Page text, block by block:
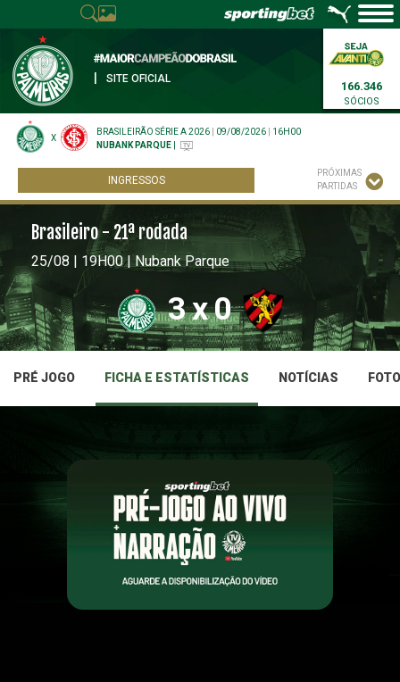
SITE OFICIAL
166.346
SÓCIOS
X
BRASILEIRÃO SÉRIE A 2026 09/08/2026
16H00
NUBANK PARQUE
INGRESSOS
PRÓXIMAS
PARTIDAS
Brasileiro - 21ª rodada
25/08 | 19H00 | Nubank Parque
3x0
PRÉ JOGO FICHA E ESTATÍSTICAS NOTÍCIAS